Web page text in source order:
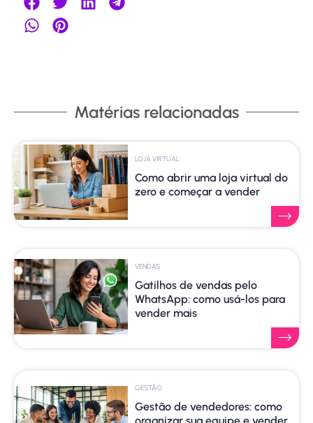
Matérias relacionadas
LOJA VIRTUAL
Como abrir uma loja virtual do
zero e começar a vender
VENDAS
Gatilhos de vendas pelo
WhatsApp: como usá-los para
vender mais
GESTÃO
Gestão de vendedores: como